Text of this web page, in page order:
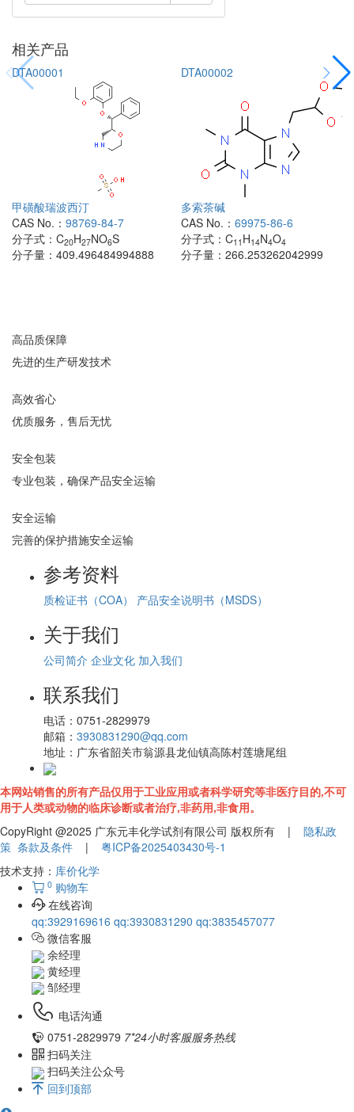
相关产品
DTA00001
甲磺酸瑞波西汀
CAS No.： 98769-84-7
分子式： C20H27NO6S
分子量： 409.496484994888
DTA00002
多索茶碱
CAS No.： 69975-86-6
分子式： C11 H14N4O4
分子量： 266.253262042999
高品质保障
先进的生产研发技术
高效省心
优质服务，售后无忧
安全包装
专业包装，确保产品安全运输
安全运输
完善的保护措施安全运输
参考资料
质检证书（COA） 产品安全说明书（MSDS）
关于我们
公司简介 企业文化 加入我们
联系我们
电话： 0751-2829979
邮箱： 3930831290@qq.com
地址： 广东省韶关市翁源县龙仙镇高陈村莲塘尾组
本网站销售的所有产品仅用于工业应用或者科学研究等非医疗目的,不可
用于人类或动物的临床诊断或者治疗,非药用,非食用。
CopyRight @2025 广东元丰化学试剂有限公司 版权所有 | 隐私政
策 条款及条件 | 粤ICP备2025403430号-1
技术支持： 库价化学
0 购物车
在线咨询
qq:3929169616 qq:3930831290 qq:3835457077
微信客服
余经理
黄经理
邹经理
电话沟通
0751-2829979 7*24小时客服服务热线
扫码关注
扫码关注公众号
回到顶部